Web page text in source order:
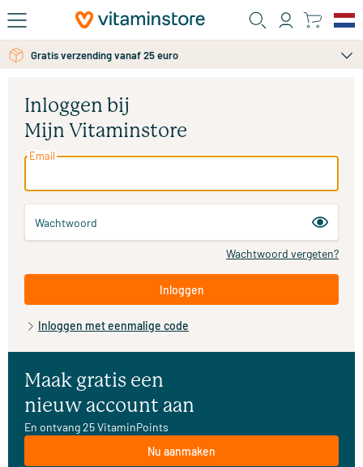
Ga naar de hoofdinhoud
Gratis verzending vanaf 25 euro
Inloggen bij
Mijn Vitaminstore
Email
Wachtwoord
Wachtwoord vergeten?
Inloggen
Inloggen met eenmalige code
Maak gratis een
nieuw account aan
En ontvang 25 VitaminPoints
Nu aanmaken